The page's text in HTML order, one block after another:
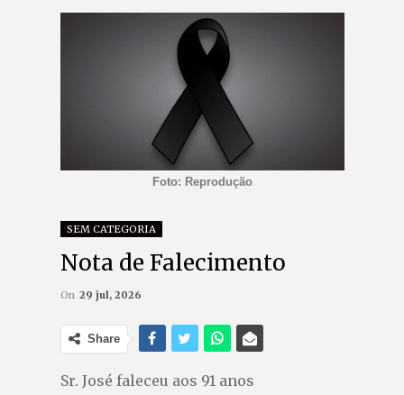
Foto: Reprodução
SEM CATEGORIA
Nota de Falecimento
On 29 jul, 2026
Share
Sr. José faleceu aos 91 anos